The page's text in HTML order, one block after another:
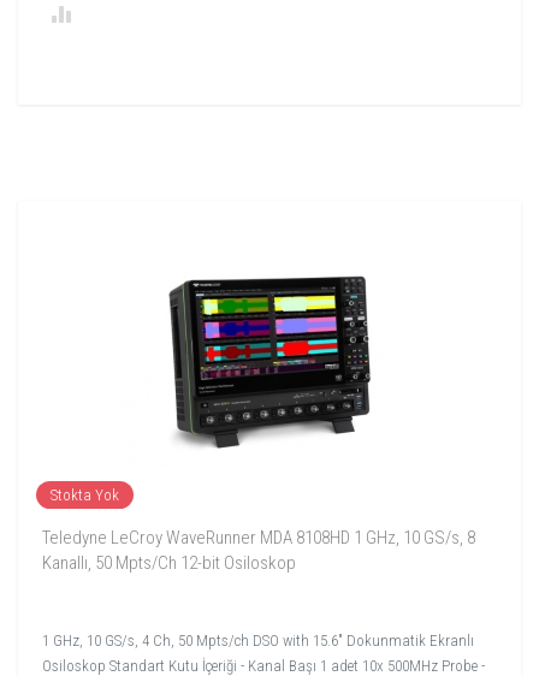
Stokta Yok
Teledyne LeCroy WaveRunner MDA 8108HD 1 GHz, 10 GS/s, 8
Kanallı, 50 Mpts/Ch 12-bit Osiloskop
1 GHz, 10 GS/s, 4 Ch, 50 Mpts/ch DSO with 15.6" Dokunmatik Ekranlı
Osiloskop Standart Kutu İçeriği - Kanal Başı 1 adet 10x 500MHz Probe -